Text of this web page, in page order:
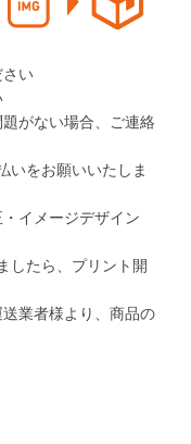
さい
がない場合、ご連絡
いをお願いいたしま
イメージデザイン
したら、プリント開
業者様より、商品の